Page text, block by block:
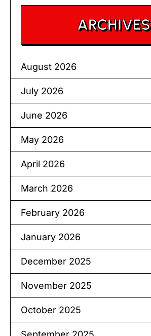
ARCHIVES
August 2026
July 2026
June 2026
May 2026
April 2026
March 2026
February 2026
January 2026
December 2025
November 2025
October 2025